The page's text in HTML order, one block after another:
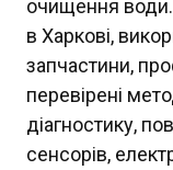
очищення води.
в Харкові,
запчастини,
перевірені
діагностику,
сенсорів,